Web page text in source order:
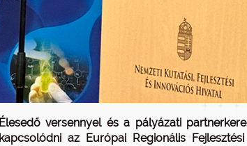
Élesedő versennyel és a pályázati
kapcsolódni az Európai Regionális